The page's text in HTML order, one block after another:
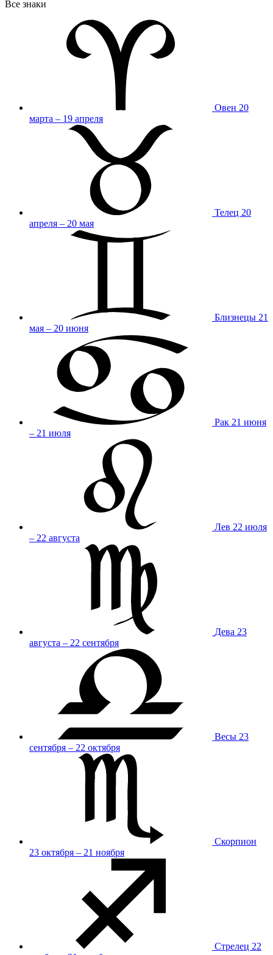
Все знаки
Овен 20
марта – 19 апреля
Телец 20
апреля – 20 мая
Близнецы 21
мая – 20 июня
Рак 21 июня
– 21 июля
Лев 22 июля
– 22 августа
Дева 23
августа – 22 сентября
Весы 23
сентября – 22 октября
Скорпион
23 октября – 21 ноября
Стрелец 22